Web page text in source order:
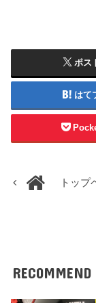
ポス
はて
トップ
RECOMMEND